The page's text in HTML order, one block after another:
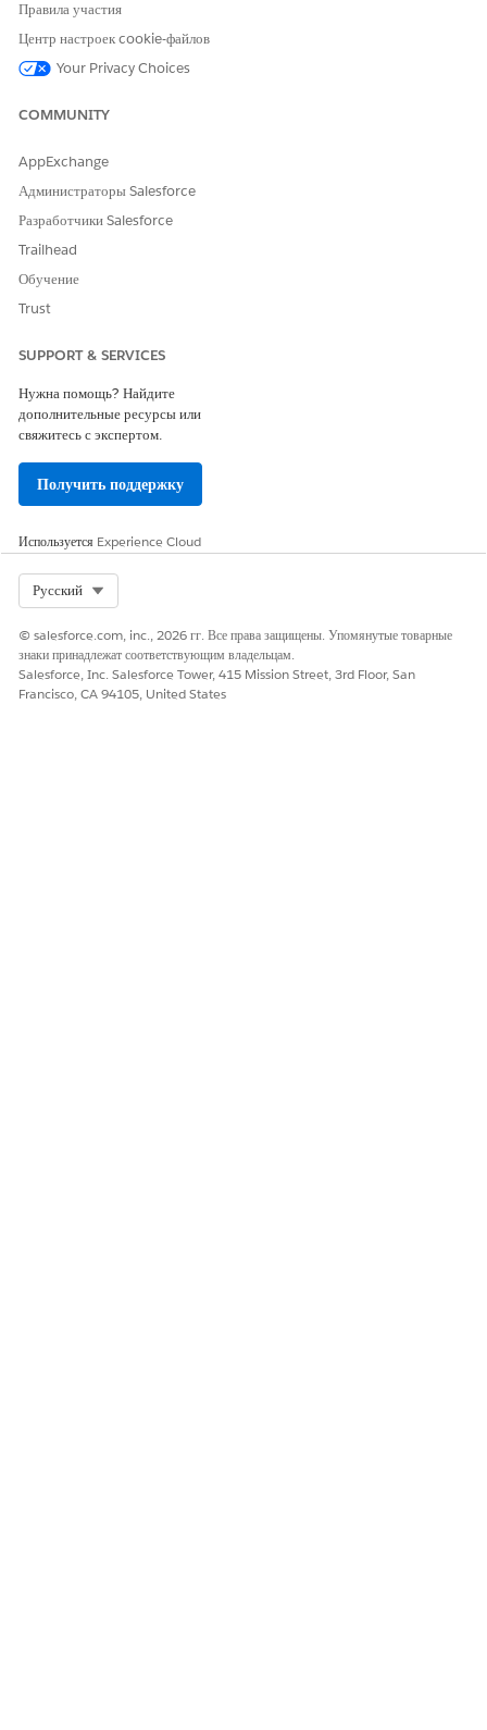
ЭТА СТАТЬЯ РЕШИЛА ВАШУ ПРОБЛЕМУ?
Оставьте свой отзыв, чтобы мы могли стать лучше!
Правила участия
Центр настроек cookie-файлов
Your Privacy Choices
COMMUNITY
AppExchange
Администраторы Salesforce
Разработчики Salesforce
Trailhead
Обучение
Trust
SUPPORT & SERVICES
Нужна помощь? Найдите
дополнительные ресурсы или
свяжитесь с экспертом.
Получить поддержку
Используется Experience Cloud
Русский
© salesforce.com, inc., 2026 гг. Все права защищены. Упомянутые товарные
знаки принадлежат соответствующим владельцам.
Salesforce, Inc. Salesforce Tower, 415 Mission Street, 3rd Floor, San
Francisco, CA 94105, United States